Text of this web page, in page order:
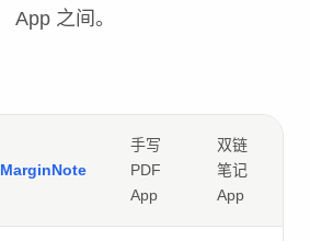
App 之间。
MarginNote
手写
PDF
App
双链
笔记
App